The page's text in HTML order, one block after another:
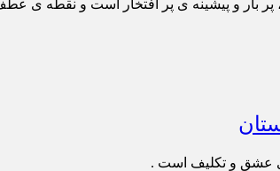
بار و پیشینه ی پر افتخار است و نقطه ی